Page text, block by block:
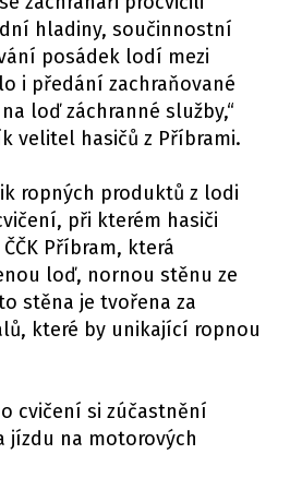
hladiny, součinnostní
posádek lodí mezi
i předání zachraňované
loď záchranné služby,“
velitel hasičů z Příbrami.
ropných produktů z lodi
při kterém hasiči
Příbram, která
loď, nornou stěnu ze
stěna je tvořena za
které by unikající ropnou
cvičení si zúčastnění
jízdu na motorových